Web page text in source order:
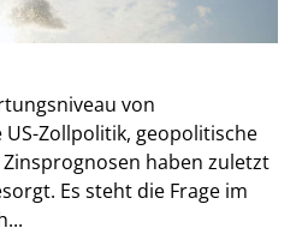
von
Zollpolitik, geopolitische
haben zuletzt
Es steht die Frage im